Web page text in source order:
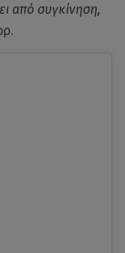
από συγκίνηση,